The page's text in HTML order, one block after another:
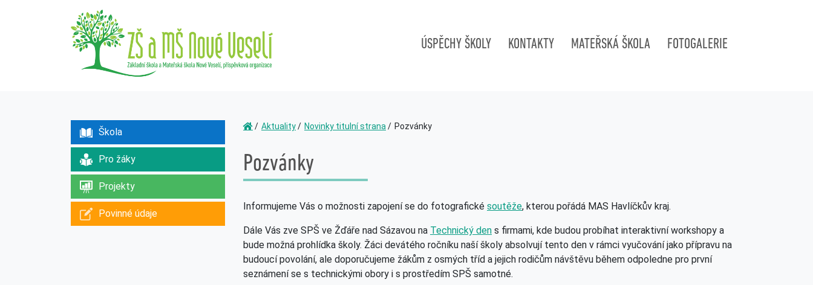
ÚSPĚCHY ŠKOLY KONTAKTY MATEŘSKÁ ŠKOLA FOTOGALERIE
Škola
Pro žáky
Projekty
Povinné údaje
Aktuality Novinky titulní strana Pozvánky
Pozvánky
Informujeme Vás o možnosti zapojení se do fotografické soutěže, kterou pořádá MAS Havlíčkův kraj.
Dále Vás zve SPŠ ve Žďáře nad Sázavou na Technický den s firmami, kde budou probíhat interaktivní workshopy a
bude možná prohlídka školy. Žáci devátého ročníku naší školy absolvují tento den v rámci vyučování jako přípravu na
budoucí povolání, ale doporučujeme žákům z osmých tříd a jejich rodičům návštěvu během odpoledne pro první
seznámení se s technickými obory i s prostředím SPŠ samotné.